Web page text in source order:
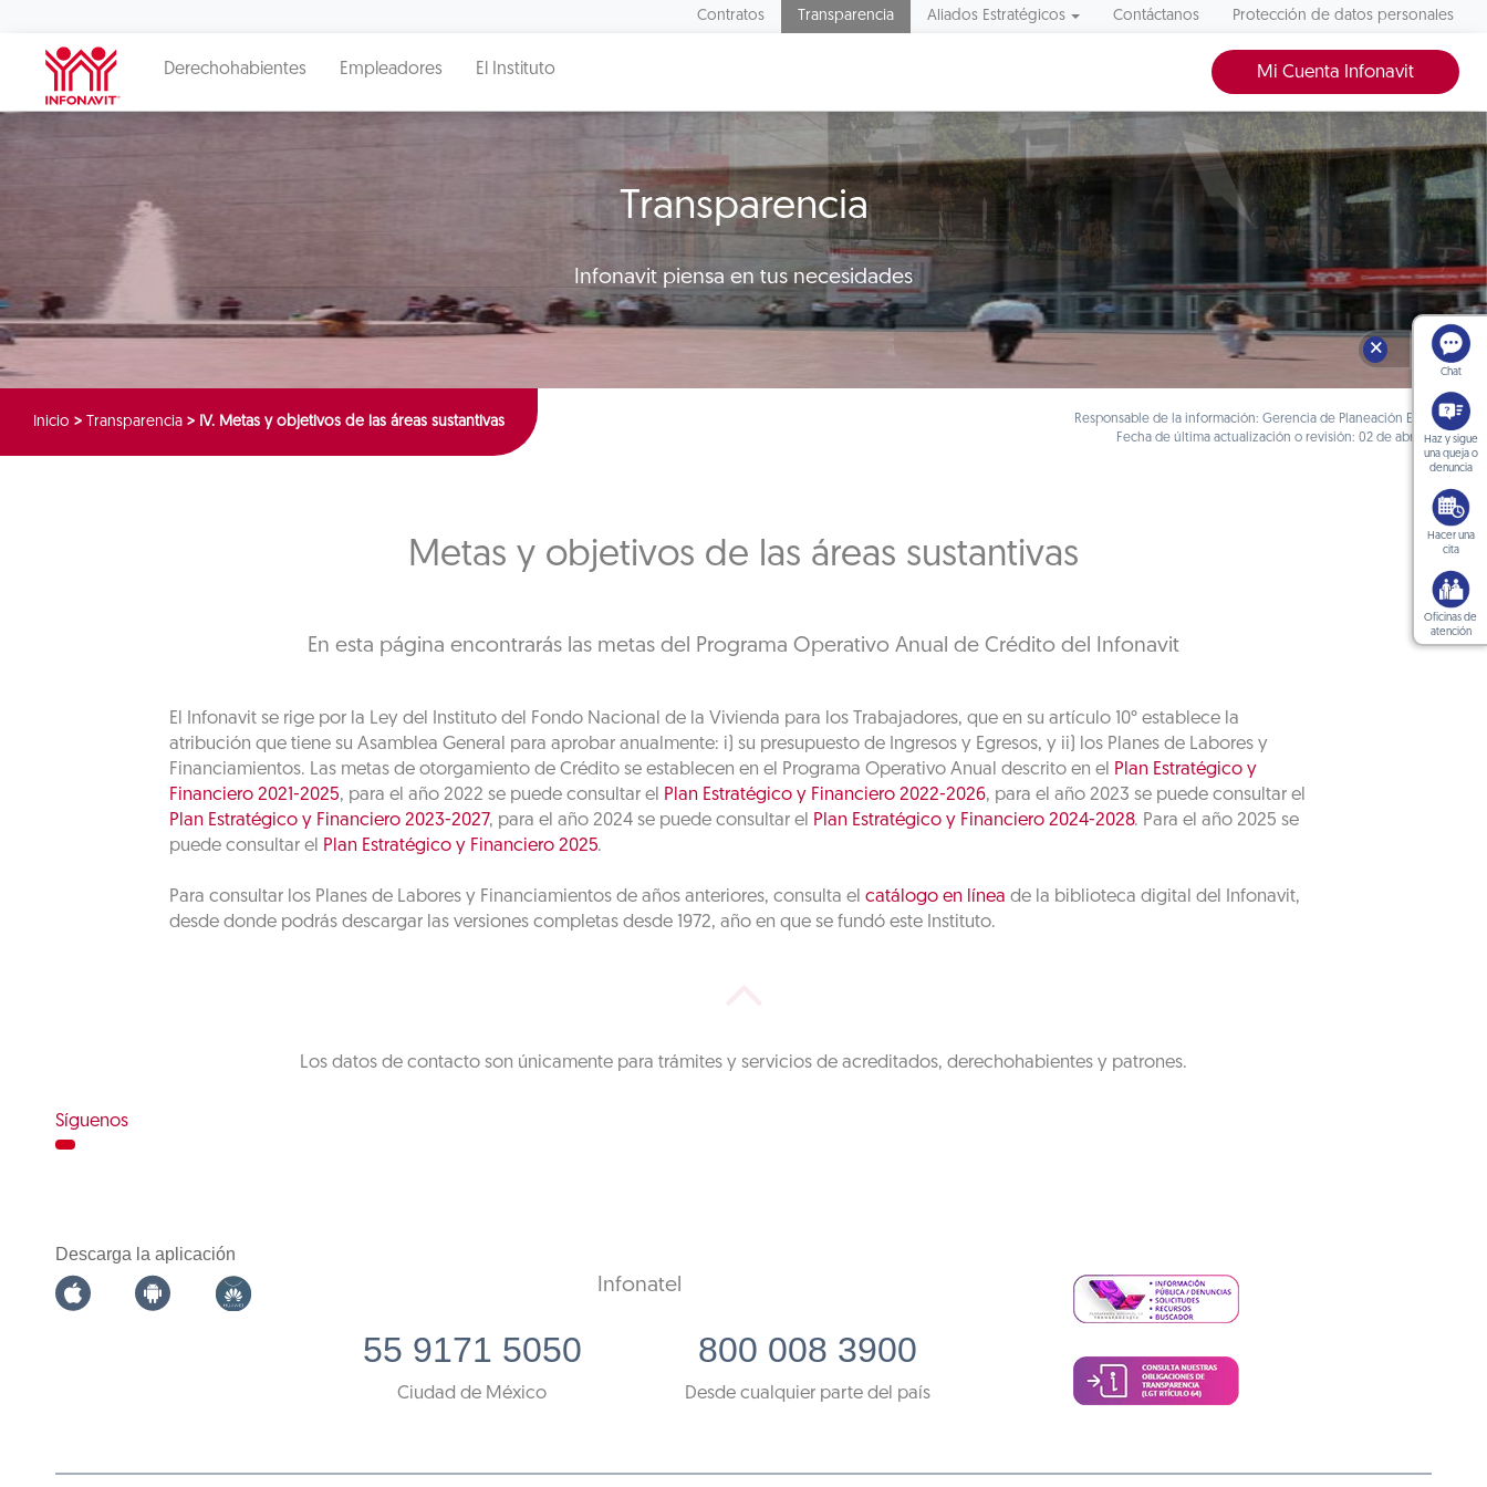
Contratos Transparencia Aliados Estratégicos Contáctanos Protección de datos personales
Derechohabientes Empleadores El Instituto Mi Cuenta Infonavit
Transparencia
Infonavit piensa en tus necesidades
Inicio > Transparencia > IV. Metas y objetivos de las áreas sustantivas
Responsable de la información: Gerencia de Planeación Estratégica
Fecha de última actualización o revisión: 02 de abril de 2025
Metas y objetivos de las áreas sustantivas
En esta página encontrarás las metas del Programa Operativo Anual de Crédito del Infonavit
El Infonavit se rige por la Ley del Instituto del Fondo Nacional de la Vivienda para los Trabajadores, que en su artículo 10° establece la
atribución que tiene su Asamblea General para aprobar anualmente: i) su presupuesto de Ingresos y Egresos, y ii) los Planes de Labores y
Financiamientos. Las metas de otorgamiento de Crédito se establecen en el Programa Operativo Anual descrito en el Plan Estratégico y
Financiero 2021-2025, para el año 2022 se puede consultar el Plan Estratégico y Financiero 2022-2026, para el año 2023 se puede consultar el
Plan Estratégico y Financiero 2023-2027, para el año 2024 se puede consultar el Plan Estratégico y Financiero 2024-2028. Para el año 2025 se
puede consultar el Plan Estratégico y Financiero 2025.
Para consultar los Planes de Labores y Financiamientos de años anteriores, consulta el catálogo en línea de la biblioteca digital del Infonavit,
desde donde podrás descargar las versiones completas desde 1972, año en que se fundó este Instituto.
Los datos de contacto son únicamente para trámites y servicios de acreditados, derechohabientes y patrones.
Síguenos
Descarga la aplicación
Infonatel
55 9171 5050
Ciudad de México
800 008 3900
Desde cualquier parte del país
🗙
Chat
Haz y sigue
una queja o
denuncia
Hacer una
cita
Oficinas de
atención